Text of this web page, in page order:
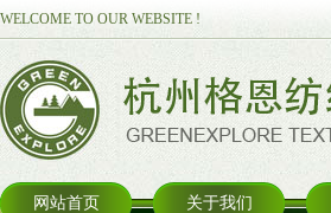
WELCOME TO OUR WEBSITE !
网站首页 关于我们